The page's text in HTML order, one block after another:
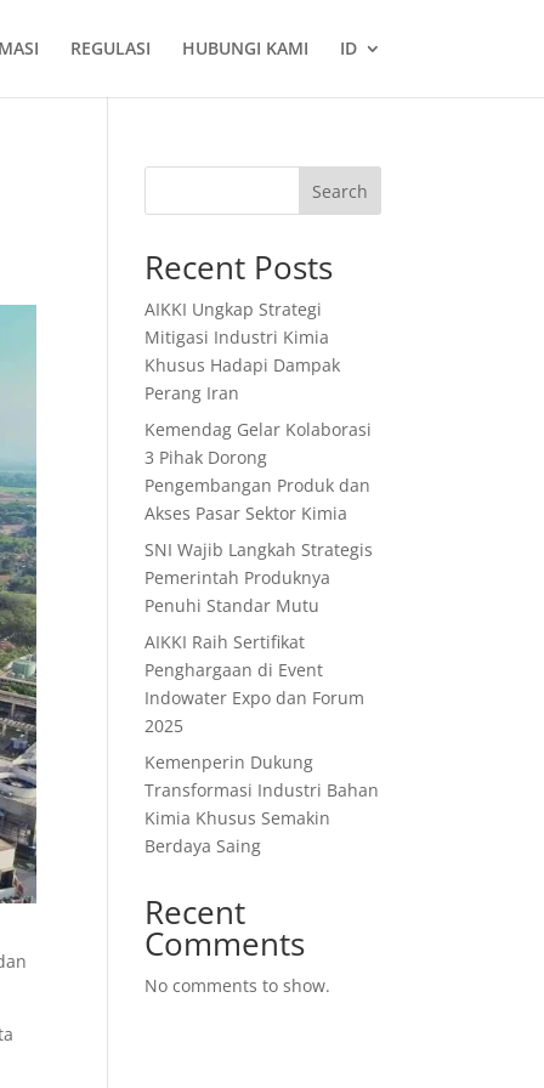
REGULASI HUBUNGI KAMI ID
Search
Recent Posts
AIKKI Ungkap Strategi
Mitigasi Industri Kimia
Khusus Hadapi Dampak
Perang Iran
Kemendag Gelar Kolaborasi
3 Pihak Dorong
Pengembangan Produk dan
Akses Pasar Sektor Kimia
SNI Wajib Langkah Strategis
Pemerintah Produknya
Penuhi Standar Mutu
AIKKI Raih Sertifikat
Penghargaan di Event
Indowater Expo dan Forum
2025
Kemenperin Dukung
Transformasi Industri Bahan
Kimia Khusus Semakin
Berdaya Saing
Recent
Comments
No comments to show.